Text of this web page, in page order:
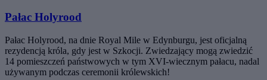
Pałac Holyrood
Pałac Holyrood, na dnie Royal Mile w Edynburgu, jest oficjalną
rezydencją króla, gdy jest w Szkocji. Zwiedzający mogą zwiedzić
14 pomieszczeń państwowych w tym XVI-wiecznym pałacu, nadal
używanym podczas ceremonii królewskich!